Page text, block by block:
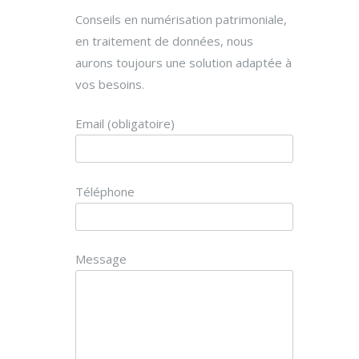
Conseils en numérisation patrimoniale,
en traitement de données, nous
aurons toujours une solution adaptée à
vos besoins.
Email (obligatoire)
Téléphone
Message